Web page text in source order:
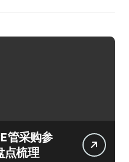
管采购参
点梳理